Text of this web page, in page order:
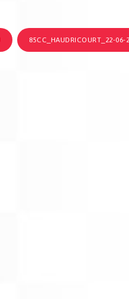
85CC_HAUDRICOURT_22-06-